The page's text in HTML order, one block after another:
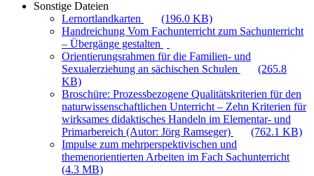
Sonstige Dateien
Lernortlandkarten
(196.0 KB)
Handreichung Vom Fachunterricht zum Sachunterricht
– Übergänge gestalten
Orientierungsrahmen für die Familien- und
Sexualerziehung an sächischen Schulen
(265.8
KB)
Broschüre: Prozessbezogene Qualitätskriterien für den
naturwissenschaftlichen Unterricht – Zehn Kriterien für
wirksames didaktisches Handeln im Elementar- und
Primarbereich (Autor: Jörg Ramseger)
(762.1 KB)
Impulse zum mehrperspektivischen und
themenorientierten Arbeiten im Fach Sachunterricht
(4.3 MB)